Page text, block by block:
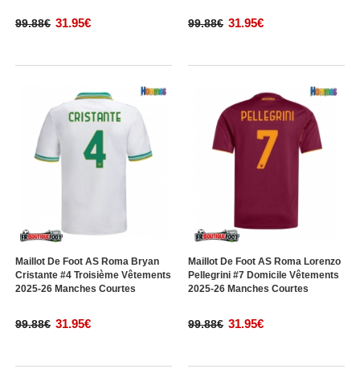
99.88€ 31.95€ 99.88€ 31.95€
Maillot De Foot AS Roma Bryan
Cristante #4 Troisième Vêtements
2025-26 Manches Courtes
99.88€ 31.95€
Maillot De Foot AS Roma Lorenzo
Pellegrini #7 Domicile Vêtements
2025-26 Manches Courtes
99.88€ 31.95€